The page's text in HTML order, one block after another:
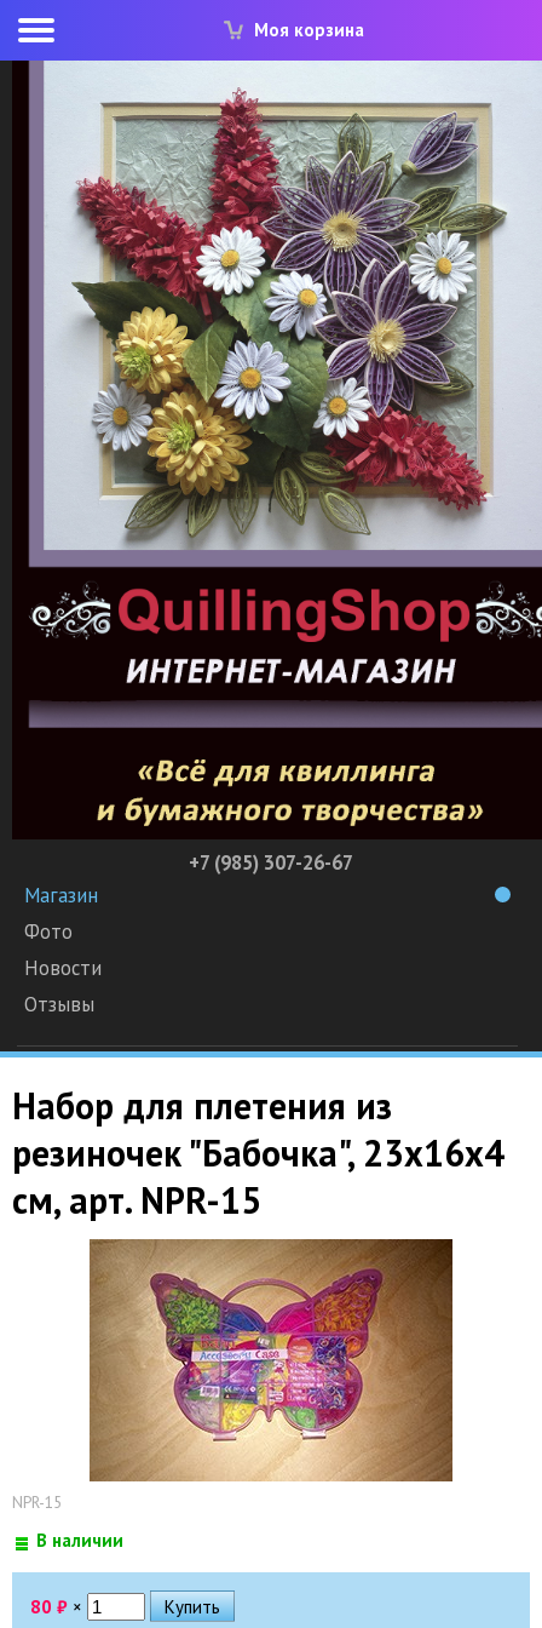
Моя корзина
+7 (985) 307-26-67
Магазин
Фото
Новости
Отзывы
Набор для плетения из
резиночек "Бабочка", 23х16х4
см, арт. NPR-15
NPR-15
В наличии
80 ₽ ×